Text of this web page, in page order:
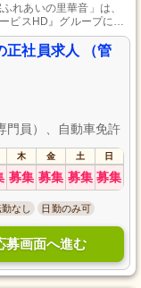
れあいの里華音」は、
ビスHD』グループに加
の下、笑顔で過ごせる場
います。経験・知識を
をお持ちの方なら何年
正社員求人 （管
門員）、自動車免許
木 金 土 日
募集 募集 募集 募集
なし 日勤のみ可
募画面へ進む